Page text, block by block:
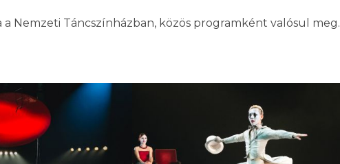
Nemzeti Táncszínházban, közös programként valósul meg.